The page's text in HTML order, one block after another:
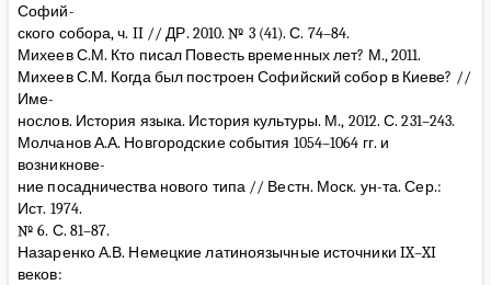
Софий-
ского собора, ч. II // ДР. 2010. № 3 (41). С. 74–84.
Михеев С.М. Кто писал Повесть временных лет? М., 2011.
Михеев С.М. Когда был построен Софийский собор в Киеве? //
Име-
нослов. История языка. История культуры. М., 2012. С. 231–243.
Молчанов А.А. Новгородские события 1054–1064 гг. и
возникнове-
ние посадничества нового типа // Вестн. Моск. ун-та. Сер.:
Ист. 1974.
№ 6. С. 81–87.
Назаренко А.В. Немецкие латиноязычные источники IX–XI
веков: